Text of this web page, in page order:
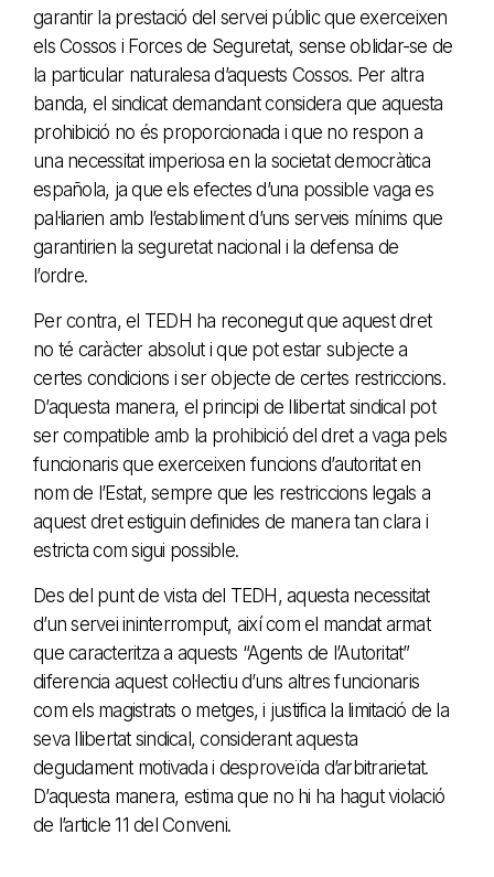
garantir la prestació del servei públic que exerceixen
els Cossos i Forces de Seguretat, sense oblidar-se de
la particular naturalesa d’aquests Cossos. Per altra
banda, el sindicat demandant considera que aquesta
prohibició no és proporcionada i que no respon a
una necessitat imperiosa en la societat democràtica
española, ja que els efectes d’una possible vaga es
pal·liarien amb l’establiment d’uns serveis mínims que
garantirien la seguretat nacional i la defensa de
l’ordre.
Per contra, el TEDH ha reconegut que aquest dret
no té caràcter absolut i que pot estar subjecte a
certes condicions i ser objecte de certes restriccions.
D’aquesta manera, el principi de llibertat sindical pot
ser compatible amb la prohibició del dret a vaga pels
funcionaris que exerceixen funcions d’autoritat en
nom de l’Estat, sempre que les restriccions legals a
aquest dret estiguin definides de manera tan clara i
estricta com sigui possible.
Des del punt de vista del TEDH, aquesta necessitat
d’un servei ininterromput, així com el mandat armat
que caracteritza a aquests “Agents de l’Autoritat”
diferencia aquest col·lectiu d’uns altres funcionaris
com els magistrats o metges, i justifica la limitació de la
seva llibertat sindical, considerant aquesta
degudament motivada i desproveïda d’arbitrarietat.
D’aquesta manera, estima que no hi ha hagut violació
de l’article 11 del Conveni.